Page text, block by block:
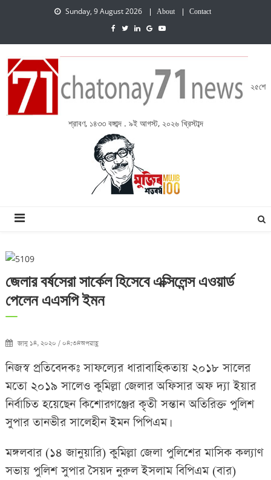
Sunday, 9 August 2026 About Contact
২৫শে
শ্রাবণ, ১৪৩৩ বঙ্গাব্দ . ৯ই আগস্ট, ২০২৬ খ্রিস্টাব্দ
জেলার বর্ষসেরা সার্কেল হিসেবে এক্সিলেন্স এওয়ার্ড
পেলেন এএসপি ইমন
জানু ১৪, ২০২০ / ০৪:৩৪অপরাহ্ণ
নিজস্ব প্রতিবেদকঃ সাফল্যের ধারাবাহিকতায় ২০১৮ সালের
মতো ২০১৯ সালেও কুমিল্লা জেলার অফিসার অফ দ্যা ইয়ার
নির্বাচিত হয়েছেন কিশোরগঞ্জের কৃতী সন্তান অতিরিক্ত পুলিশ
সুপার তানভীর সালেহীন ইমন পিপিএম।
মঙ্গলবার (১৪ জানুয়ারি) কুমিল্লা জেলা পুলিশের মাসিক কল্যাণ
সভায় পুলিশ সুপার সৈয়দ নুরুল ইসলাম বিপিএম (বার)